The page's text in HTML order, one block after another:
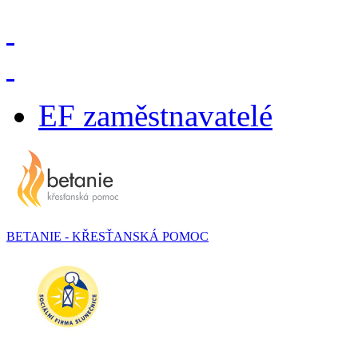
EF zaměstnavatelé
BETANIE - KŘESŤANSKÁ POMOC